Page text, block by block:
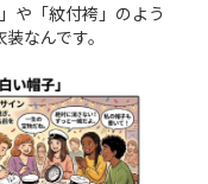
や「紋付袴」のよう
なんです。